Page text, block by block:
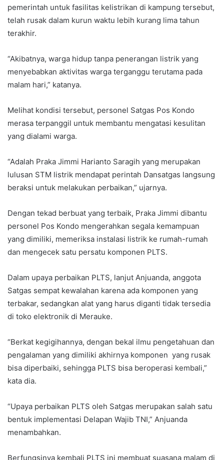
pemerintah untuk fasilitas kelistrikan di kampung tersebut,
telah rusak dalam kurun waktu lebih kurang lima tahun
terakhir.
“Akibatnya, warga hidup tanpa penerangan listrik yang
menyebabkan aktivitas warga terganggu terutama pada
malam hari,” katanya.
Melihat kondisi tersebut, personel Satgas Pos Kondo
merasa terpanggil untuk membantu mengatasi kesulitan
yang dialami warga.
“Adalah Praka Jimmi Harianto Saragih yang merupakan
lulusan STM listrik mendapat perintah Dansatgas langsung
beraksi untuk melakukan perbaikan,” ujarnya.
Dengan tekad berbuat yang terbaik, Praka Jimmi dibantu
personel Pos Kondo mengerahkan segala kemampuan
yang dimiliki, memeriksa instalasi listrik ke rumah-rumah
dan mengecek satu persatu komponen PLTS.
Dalam upaya perbaikan PLTS, lanjut Anjuanda, anggota
Satgas sempat kewalahan karena ada komponen yang
terbakar, sedangkan alat yang harus diganti tidak tersedia
di toko elektronik di Merauke.
“Berkat kegigihannya, dengan bekal ilmu pengetahuan dan
pengalaman yang dimiliki akhirnya komponen yang rusak
bisa diperbaiki, sehingga PLTS bisa beroperasi kembali,”
kata dia.
“Upaya perbaikan PLTS oleh Satgas merupakan salah satu
bentuk implementasi Delapan Wajib TNI,” Anjuanda
menambahkan.
Berfungsinya kembali PLTS ini membuat suasana malam di